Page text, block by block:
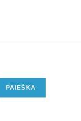
PAIEŠKA